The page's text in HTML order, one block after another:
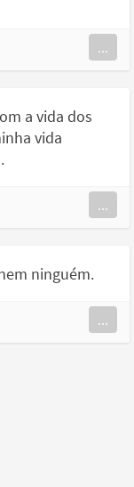
...
a vida dos
vida
...
ninguém.
...